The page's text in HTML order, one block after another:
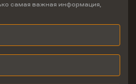
самая важная информация,